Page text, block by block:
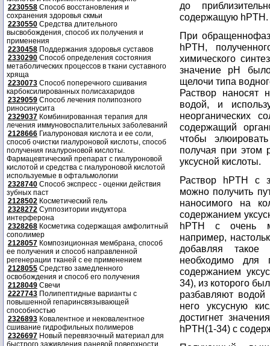
2230558 Способ восстановления и
сохранения здоровья скмьи
2230550 Средства длительного
высвобождения, способ их получения и
применения
2230458 Поддержания здоровья суставов
2330290 Способ определения состояния
метаболических процессов в ткани суставного
хряща
2230073 Способ поперечного сшивания
карбоксилированных полисахаридов
2329059 Способ лечения полипозного
риносинусита
2329037 Комбинированная терапия для
лечения иммуновоспалительных заболеваний
2128666 Гиалуроновая кислота и ее соли,
способ очистки гиалуроновой кислоты, способ
получения гиалуроновой кислоты.
Фармацевтический препарат с гиалуроновой
кислотой и средства с гиалуроновой кислотой
используемые в офтальмологии
2328740 Способ экспресс - оценки действия
зубных паст
2128502 Косметический гель
2328272 Суппозитории индуктора
интерферона
2328268 Косметика содержащая амфолитный
сополимер
2128057 Композиционная мембрана, способ
ее получения и способ направленной
регенерации тканей с ее применением
2128055 Средство замедленного
освобождения и способ его получения
2128049 Свечи
2227743 Полипептидные варианты с
повышенной гепаринсвязывающей
способностью
2326893 Ковалентное и нековалентное
сшивание гидрофильных полимеров
2326697 Новый перевязочный материал для
быстрого заживления раневой поверхности
до
содержащую hPTH.
При
hPTH,
химического
значение рН
щелочи типа
Раствор наносят
водой, и
неорганических
содержащий
чтобы
получая при этом
уксусной кислоты.
Раствор hPTH с
можно получить
наносимого на
содержанием
hPTH с очень
например,
добавляя такое
необходимо для
содержанием
34), из которого
разбавляют
него уксусную
достигнет
hPTH(1-34) с